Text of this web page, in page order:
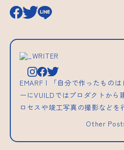
_WRITER
EMARF | 「自分で作ったもの
ーにVUILDではプロダクトから
ロセスや竣工写真の撮影などを
Other